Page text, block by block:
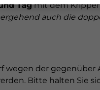
Tagmit dem
auch die
wegen der
Bitte halten Sie